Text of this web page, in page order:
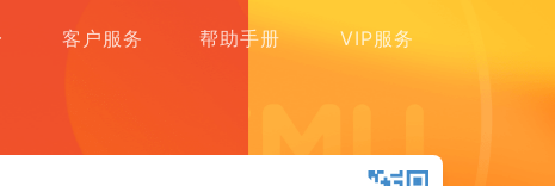
客户服务 帮助手册 VIP服务